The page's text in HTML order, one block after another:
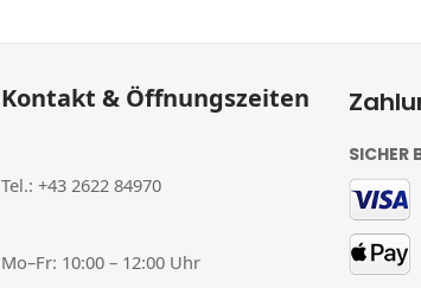
Kontakt & Öffnungszeiten
Tel.: +43 2622 84970
Mo–Fr: 10:00 – 12:00 Uhr
SICHER